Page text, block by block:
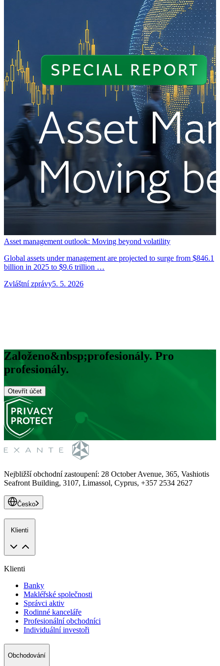
Asset management outlook: Moving beyond volatility
Global assets under management are projected to surge from $846.1
billion in 2025 to $9.6 trillion …
Zvláštní zprávy5. 5. 2026
Založeno&nbsp;profesionály. Pro
profesionály.
Otevřít účet
Nejbližší obchodní zastoupení: 28 October Avenue, 365, Vashiotis
Seafront Building, 3107, Limassol, Cyprus, +357 2534 2627
Česko
Klienti
Klienti
Banky
Makléřské společnosti
Správci aktiv
Rodinné kanceláře
Profesionální obchodníci
Individuální investoři
Obchodování